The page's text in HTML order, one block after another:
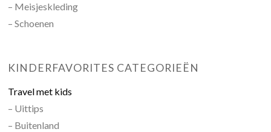
– Meisjeskleding
– Schoenen
KINDERFAVORITES CATEGORIEËN
Travel met kids
– Uittips
– Buitenland